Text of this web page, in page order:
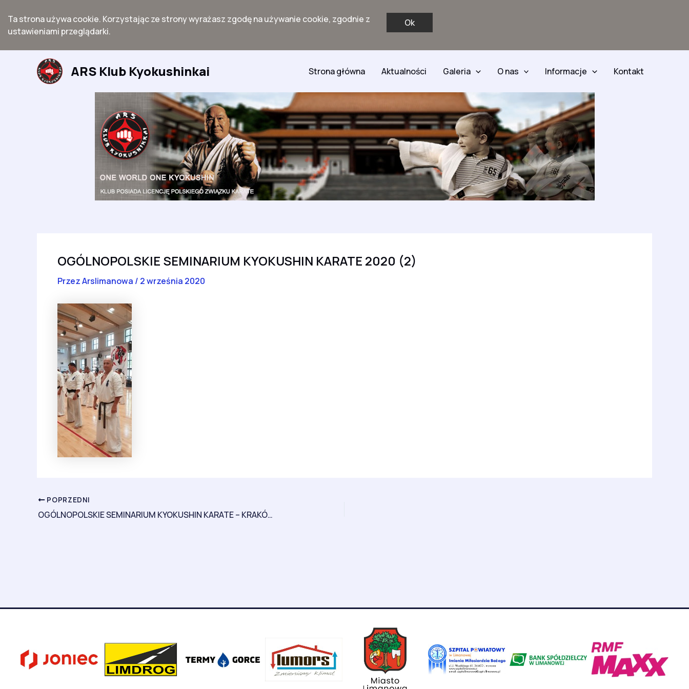
Ta strona używa cookie. Korzystając ze strony wyrażasz zgodę na używanie cookie, zgodnie z
ustawieniami przeglądarki.
Ok
ARS Klub Kyokushinkai Strona główna Aktualności Galeria O nas Informacje Kontakt
OGÓLNOPOLSKIE SEMINARIUM KYOKUSHIN KARATE 2020 (2)
PrzezArslimanowa / 2 września 2020
POPRZEDNI
OGÓLNOPOLSKIE SEMINARIUM KYOKUSHIN KARATE – KRAKÓW 2020